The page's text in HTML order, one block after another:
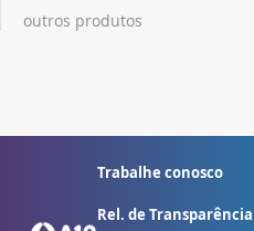
outros produtos
Trabalhe conosco
Rel. de Transparência